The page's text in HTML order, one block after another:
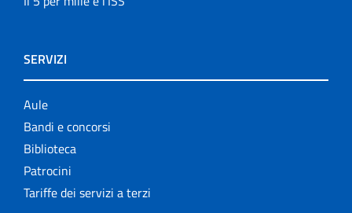
SERVIZI
Aule
Bandi e concorsi
Biblioteca
Patrocini
Tariffe dei servizi a terzi